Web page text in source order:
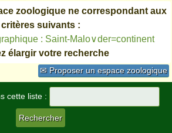
zoologique ne correspondant aux
critères suivants :
: Saint-Malo∨der=continent
élargir votre recherche
✉ Proposer un espace zoologique
cette liste :